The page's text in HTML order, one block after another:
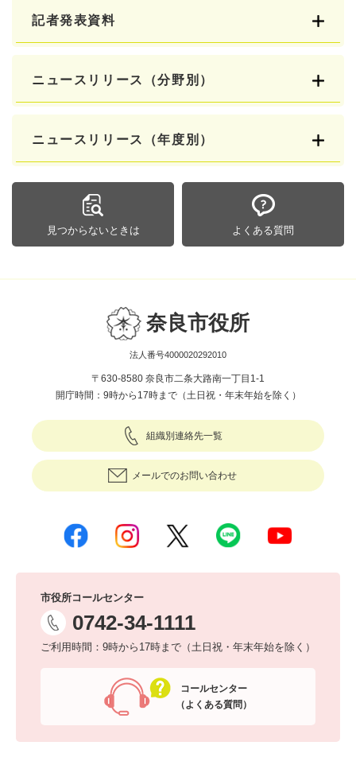
記者発表資料
ニュースリリース（分野別）
ニュースリリース（年度別）
見つからないときは よくある質問
奈良市役所
法人番号4000020292010
〒630-8580 奈良市二条大路南一丁目1-1
開庁時間：9時から17時まで（土日祝・年末年始を除く）
組織別連絡先一覧
メールでのお問い合わせ
市役所コールセンター
0742-34-1111
ご利用時間：9時から17時まで（土日祝・年末年始を除く）
コールセンター
（よくある質問）